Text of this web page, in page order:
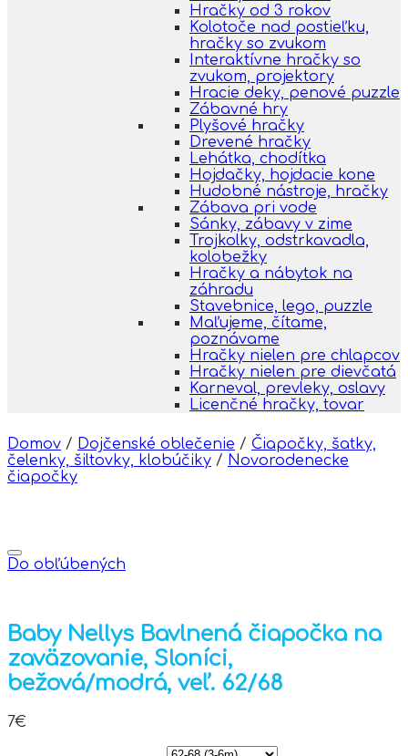
Hračky od 3 rokov
Kolotoče nad postieľku,
hračky so zvukom
Interaktívne hračky so
zvukom, projektory
Hracie deky, penové puzzle
Zábavné hry
Plyšové hračky
Drevené hračky
Lehátka, chodítka
Hojdačky, hojdacie kone
Hudobné nástroje, hračky
Zábava pri vode
Sánky, zábavy v zime
Trojkolky, odstrkavadla,
kolobežky
Hračky a nábytok na
záhradu
Stavebnice, lego, puzzle
Maľujeme, čítame,
poznávame
Hračky nielen pre chlapcov
Hračky nielen pre dievčatá
Karneval, prevleky, oslavy
Licenčné hračky, tovar
Domov / Dojčenské oblečenie / Čiapočky, šatky,
čelenky, šiltovky, klobúčiky / Novorodenecke
čiapočky
Do obľúbených
Baby Nellys Bavlnená čiapočka na
zaväzovanie, Sloníci,
bežová/modrá, veľ. 62/68
7€